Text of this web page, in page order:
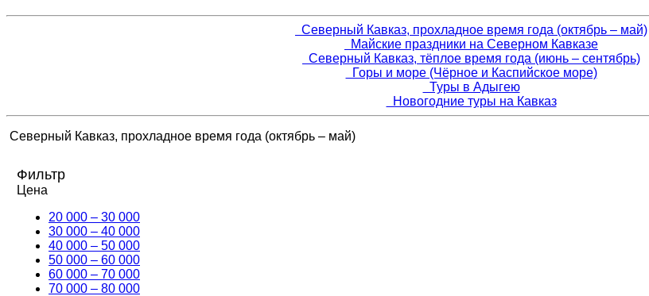
Северный Кавказ, прохладное время года (октябрь – май)
Майские праздники на Северном Кавказе
Северный Кавказ, тёплое время года (июнь – сентябрь)
Горы и море (Чёрное и Каспийское море)
Туры в Адыгею
Новогодние туры на Кавказ
Северный Кавказ, прохладное время года (октябрь – май)
Фильтр
Цена
20 000 – 30 000
30 000 – 40 000
40 000 – 50 000
50 000 – 60 000
60 000 – 70 000
70 000 – 80 000